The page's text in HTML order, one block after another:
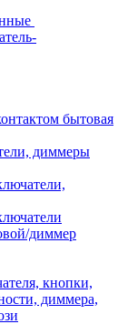
бытовая
диммеры
диммер
кнопки,
диммера,